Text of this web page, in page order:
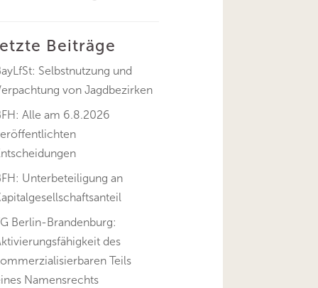
Beiträge
Selbstnutzung und
von Jagdbezirken
Alle am 6.8.2026
Unterbeteiligung an
Berlin-Brandenburg:
des
Teils
Namensrechts